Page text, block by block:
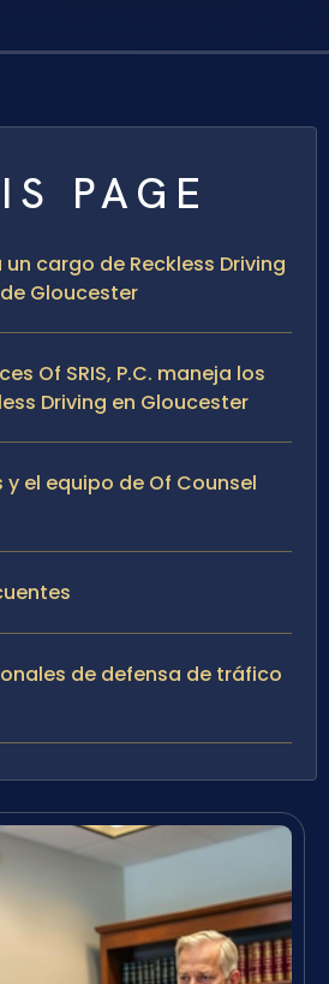
PAGE
cargo de Reckless Driving
Gloucester
Of SRIS, P.C. maneja los
Driving en Gloucester
y el equipo de Of Counsel
de defensa de tráfico